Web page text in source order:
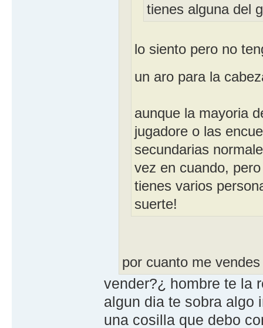
tienes alguna del
lo siento pero no
un aro para la
aunque la mayoria
jugadore o las
secundarias
vez en cuando,
tienes varios
suerte!
por cuanto me
vender?¿ hombre te la
algun dia te sobra algo
una cosilla que debo